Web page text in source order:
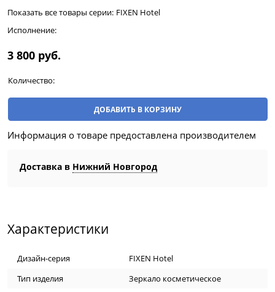
Показать все товары серии: FIXEN Hotel
Исполнение:
3 800 руб.
Количество:
ДОБАВИТЬ В КОРЗИНУ
Информация о товаре предоставлена производителем
Доставка в Нижний Новгород
Характеристики
Дизайн-серия
FIXEN Hotel
Тип изделия
Зеркало косметическое